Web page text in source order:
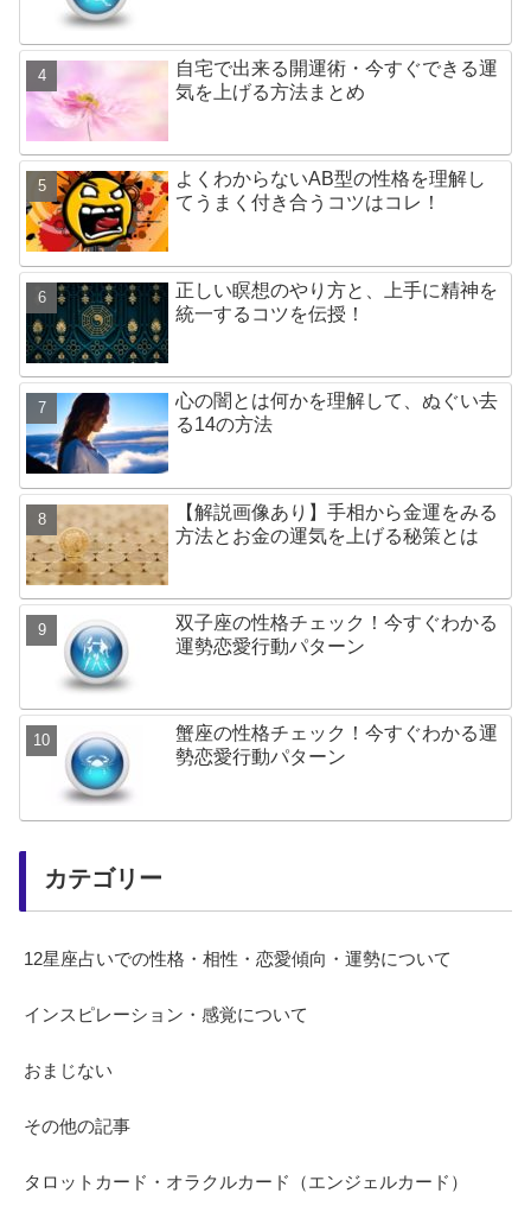
自宅で出来る開運術・今すぐできる運
気を上げる方法まとめ
よくわからないAB型の性格を理解し
てうまく付き合うコツはコレ！
正しい瞑想のやり方と、上手に精神を
統一するコツを伝授！
心の闇とは何かを理解して、ぬぐい去
る14の方法
【解説画像あり】手相から金運をみる
方法とお金の運気を上げる秘策とは
双子座の性格チェック！今すぐわかる
運勢恋愛行動パターン
蟹座の性格チェック！今すぐわかる運
勢恋愛行動パターン
カテゴリー
12星座占いでの性格・相性・恋愛傾向・運勢について
インスピレーション・感覚について
おまじない
その他の記事
タロットカード・オラクルカード（エンジェルカード）